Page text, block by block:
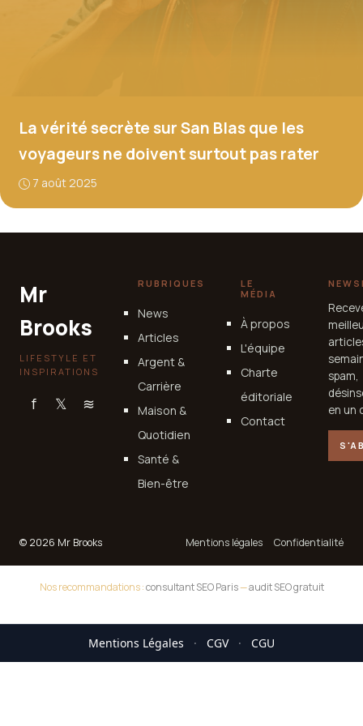
La vérité secrète sur San Blas que les
voyageurs ne doivent surtout pas rater
7 août 2025
Mr
Brooks
LIFESTYLE ET
INSPIRATIONS
f 𝕏 ≋
RUBRIQUES
News
Articles
Argent &
Carrière
Maison &
Quotidien
Santé &
Bien-être
LE
MÉDIA
À propos
L'équipe
Charte
éditoriale
Contact
spam,
en un
© 2026 Mr Brooks Mentions légales Confidentialité
Nos recommandations :consultant SEO Paris—audit SEO gratuit
Mentions Légales · CGV · CGU